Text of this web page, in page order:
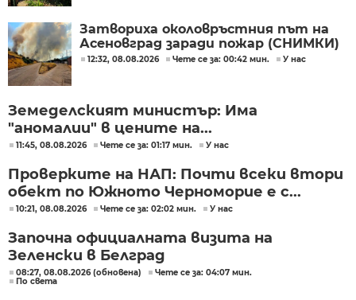
Затвориха околовръстния път на
Асеновград заради пожар (СНИМКИ)
12:32, 08.08.2026 Чете се за: 00:42 мин. У нас
Земеделският министър: Има
"аномалии" в цените на...
11:45, 08.08.2026 Чете се за: 01:17 мин. У нас
Проверките на НАП: Почти всеки втори
обект по Южното Черноморие е с...
10:21, 08.08.2026 Чете се за: 02:02 мин. У нас
Започна официалната визита на
Зеленски в Белград
08:27, 08.08.2026 (обновена)
Чете се за: 04:07 мин.
По света